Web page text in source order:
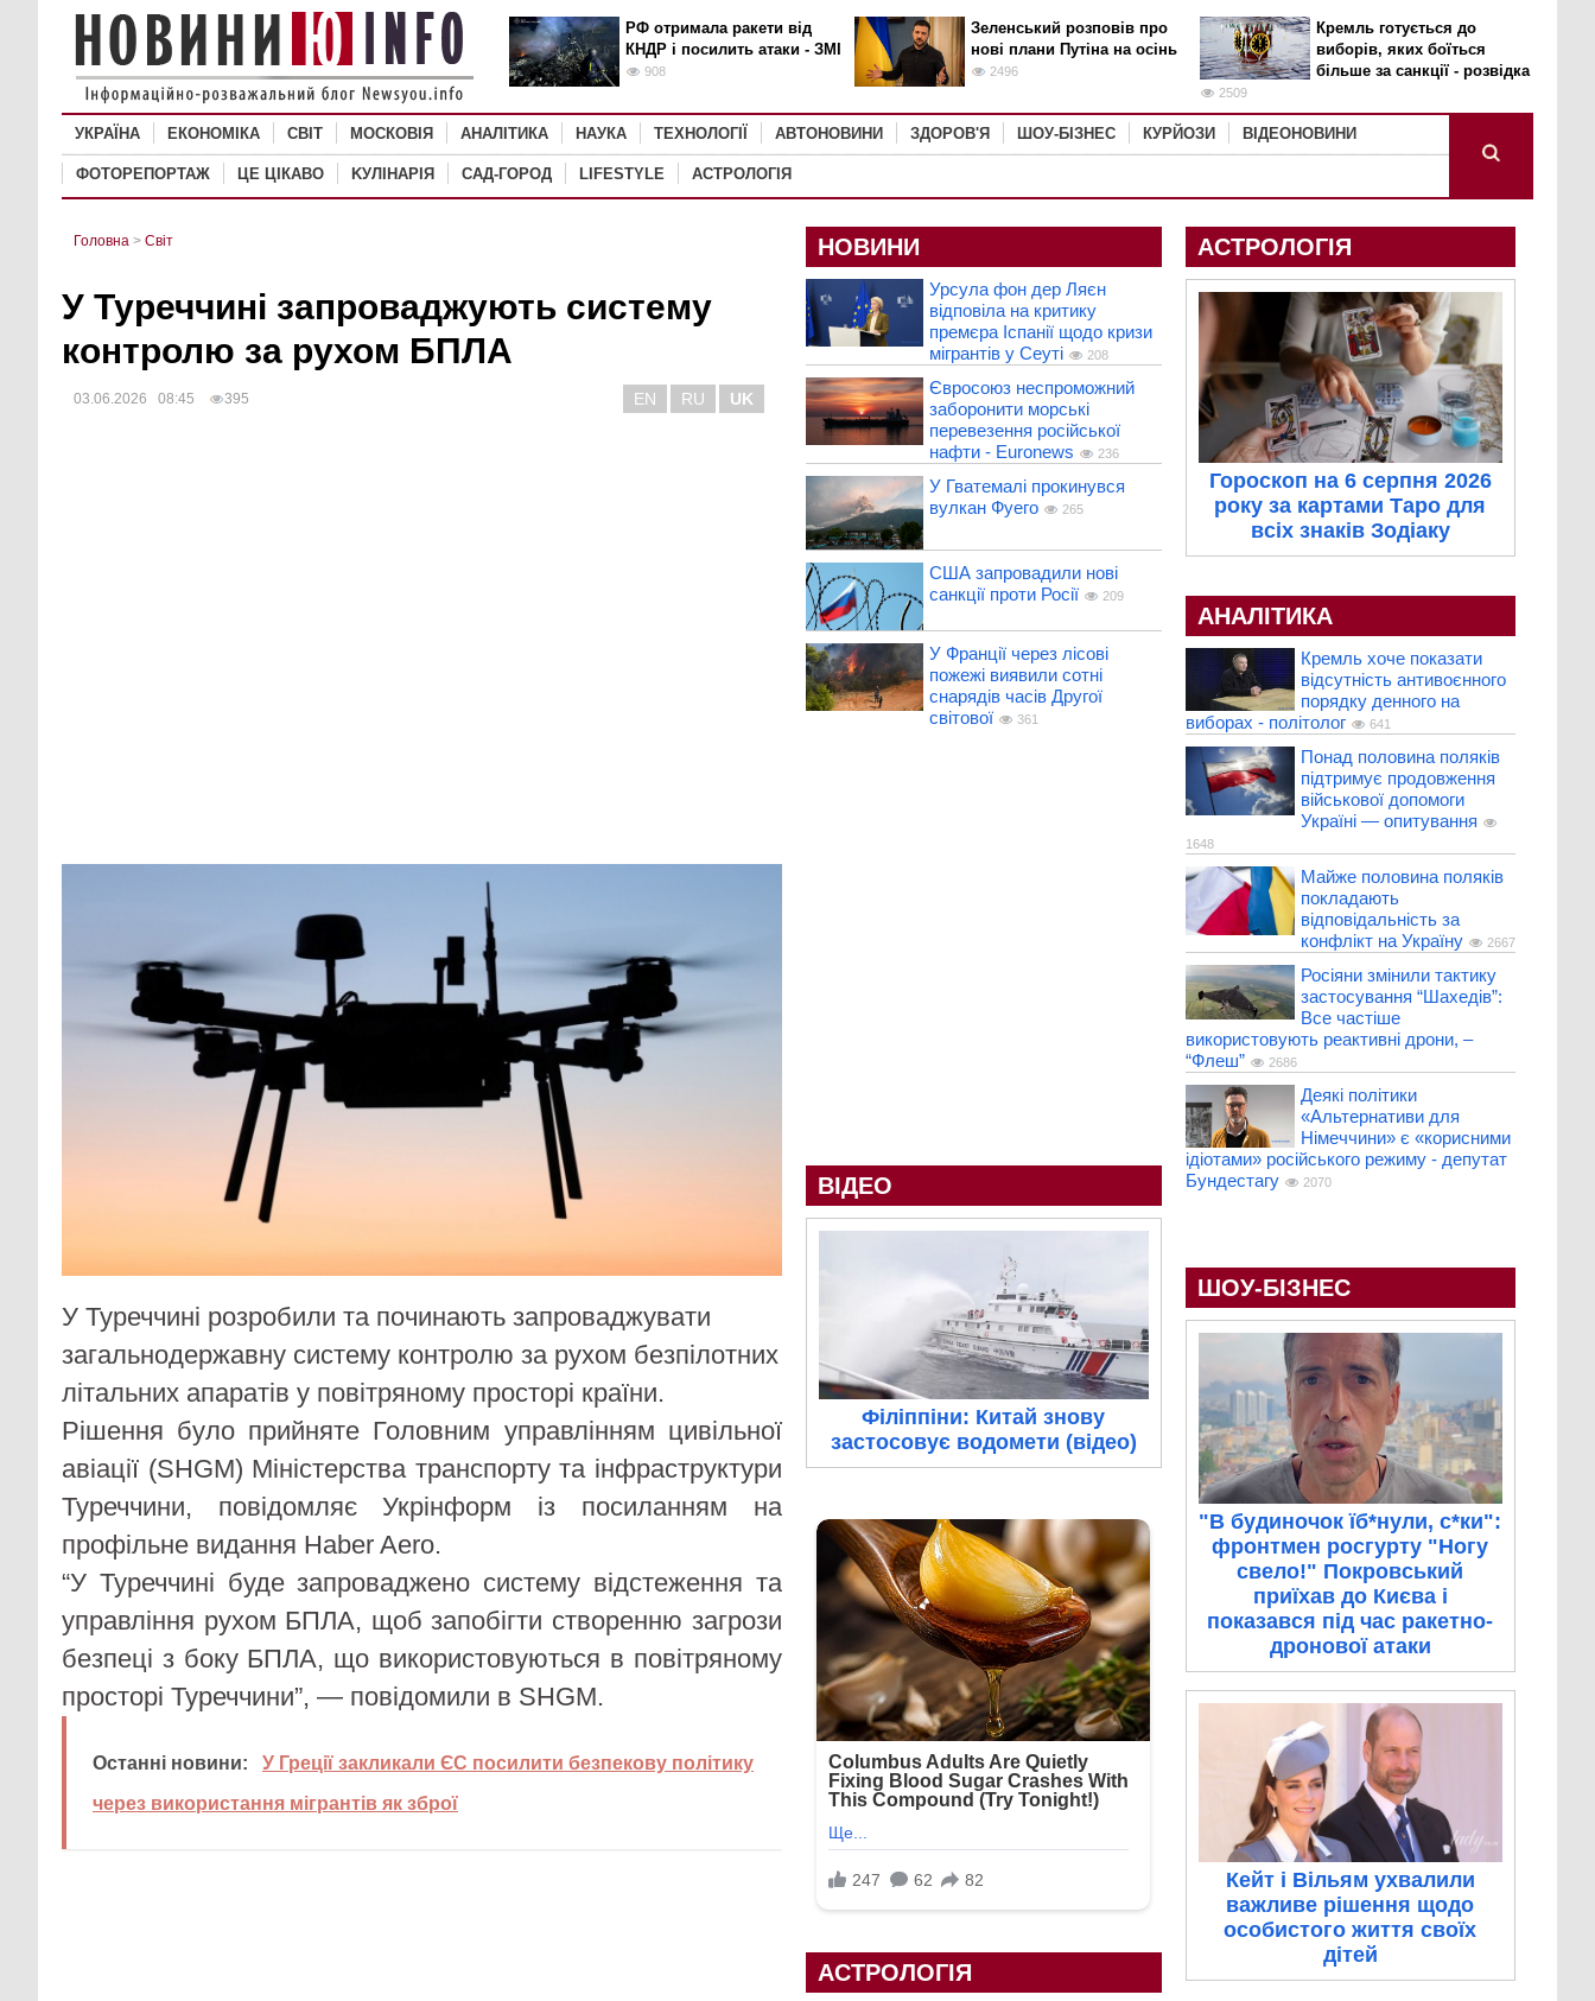
РФ отримала ракети від
КНДР і посилить атаки - ЗМІ
908
Зеленський розповів про
нові плани Путіна на осінь
2496
Кремль готується до
виборів, яких боїться
більше за санкції - розвідка
2509
УКРАЇНА ЕКОНОМІКА СВІТ MОСКОВІЯ АНАЛІТИКА НАУКА ТЕХНОЛОГІЇ АВТОНОВИНИ ЗДОРОВ'Я ШОУ-БІЗНЕС КУРЙОЗИ ВІДЕОНОВИНИ
ФОТОРЕПОРТАЖ ЦЕ ЦІКАВО KУЛІНАРІЯ САД-ГОРОД LIFESTYLE АСТРОЛОГІЯ
Головна > Світ
У Туреччині запроваджують систему
контролю за рухом БПЛА
03.06.2026 08:45 395 EN RU UK
У Туреччині розробили та починають запроваджувати
загальнодержавну систему контролю за рухом безпілотних
літальних апаратів у повітряному просторі країни.
Рішення було прийняте Головним управлінням цивільної
авіації (SHGM) Міністерства транспорту та інфраструктури
Туреччини, повідомляє Укрінформ із посиланням на
профільне видання Haber Aero.
“У Туреччині буде запроваджено систему відстеження та
управління рухом БПЛА, щоб запобігти створенню загрози
безпеці з боку БПЛА, що використовуються в повітряному
просторі Туреччини”, — повідомили в SHGM.
Останні новини:
У Греції закликали ЄС посилити безпекову політику
через використання мігрантів як зброї
НОВИНИ
Урсула фон дер Ляєн
відповіла на критику
премєра Іспанії щодо кризи
мігрантів у Сеуті
208
Євросоюз неспроможний
заборонити морські
перевезення російської
нафти - Euronews
236
У Гватемалі прокинувся
вулкан Фуего
265
США запровадили нові
санкції проти Росії
209
У Франції через лісові
пожежі виявили сотні
снарядів часів Другої
світової
361
ВІДЕО
Філіппіни: Китай знову
застосовує водомети (відео)
АСТРОЛОГІЯ
АСТРОЛОГІЯ
Гороскоп на 6 серпня 2026
року за картами Таро для
всіх знаків Зодіаку
АНАЛІТИКА
Кремль хоче показати
відсутність антивоєнного
порядку денного на
виборах - політолог
641
Понад половина поляків
підтримує продовження
військової допомоги
Україні — опитування
1648
Майже половина поляків
покладають
відповідальність за
конфлікт на Україну
2667
Росіяни змінили тактику
застосування “Шахедів”:
Все частіше
використовують реактивні дрони, –
“Флеш”
2686
Деякі політики
«Альтернативи для
Німеччини» є «корисними
ідіотами» російського режиму - депутат
Бундестагу
2070
ШОУ-БІЗНЕС
"В будиночок їб*нули, с*ки":
фронтмен росгурту "Ногу
свело!" Покровський
приїхав до Києва і
показався під час ракетно-
дронової атаки
Кейт і Вільям ухвалили
важливе рішення щодо
особистого життя своїх
дітей